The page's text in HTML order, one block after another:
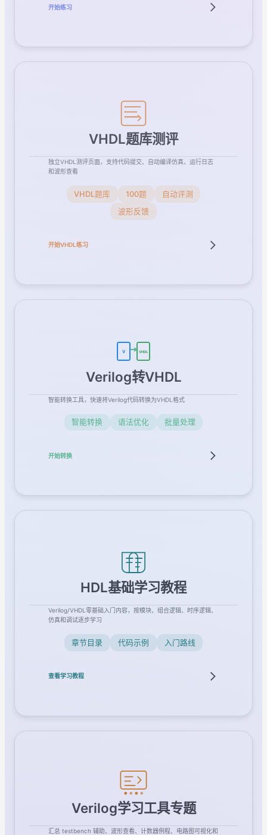
HDL基础学习教程
Verilog/VHDL零基础入门内容，按模块、组合逻辑、时序逻辑、
仿真和调试逐步学习
章节目录 代码示例 入门路线
查看学习教程
开始练习
VHDL题库测评
独立VHDL测评页面，支持代码提交、自动编译仿真、运行日志
和波形查看
VHDL题库 100题
自动评测
波形反馈
开始VHDL练习
V VHDL
Verilog转VHDL
智能转换工具，快速将Verilog代码转换为VHDL格式
智能转换 语法优化 批量处理
开始转换
Verilog学习工具专题
汇总 testbench 辅助、波形查看、计数器例程、电路图可视化和